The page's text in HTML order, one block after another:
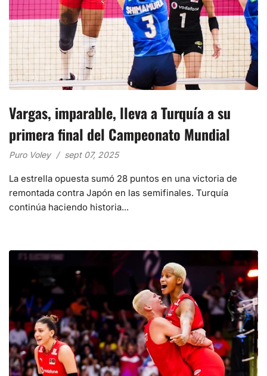
Vargas, imparable, lleva a Turquía a su
primera final del Campeonato Mundial
Puro Voley sept 07, 2025
La estrella opuesta sumó 28 puntos en una victoria de
remontada contra Japón en las semifinales. Turquía
continúa haciendo historia...